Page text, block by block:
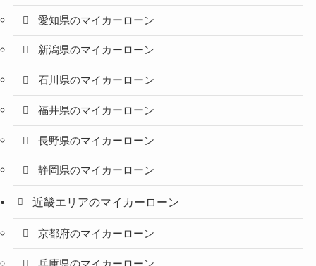
愛知県のマイカーローン
新潟県のマイカーローン
石川県のマイカーローン
福井県のマイカーローン
長野県のマイカーローン
静岡県のマイカーローン
近畿エリアのマイカーローン
京都府のマイカーローン